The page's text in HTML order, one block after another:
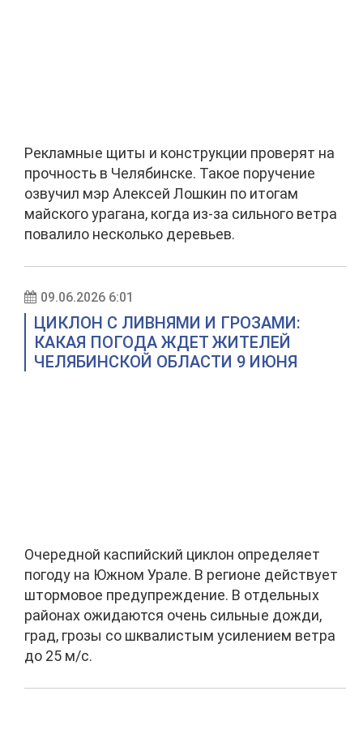
Рекламные щиты и конструкции проверят на
прочность в Челябинске. Такое поручение
озвучил мэр Алексей Лошкин по итогам
майского урагана, когда из-за сильного ветра
повалило несколько деревьев.
09.06.2026 6:01
ЦИКЛОН С ЛИВНЯМИ И ГРОЗАМИ:
КАКАЯ ПОГОДА ЖДЕТ ЖИТЕЛЕЙ
ЧЕЛЯБИНСКОЙ ОБЛАСТИ 9 ИЮНЯ
Очередной каспийский циклон определяет
погоду на Южном Урале. В регионе действует
штормовое предупреждение. В отдельных
районах ожидаются очень сильные дожди,
град, грозы со шквалистым усилением ветра
до 25 м/с.